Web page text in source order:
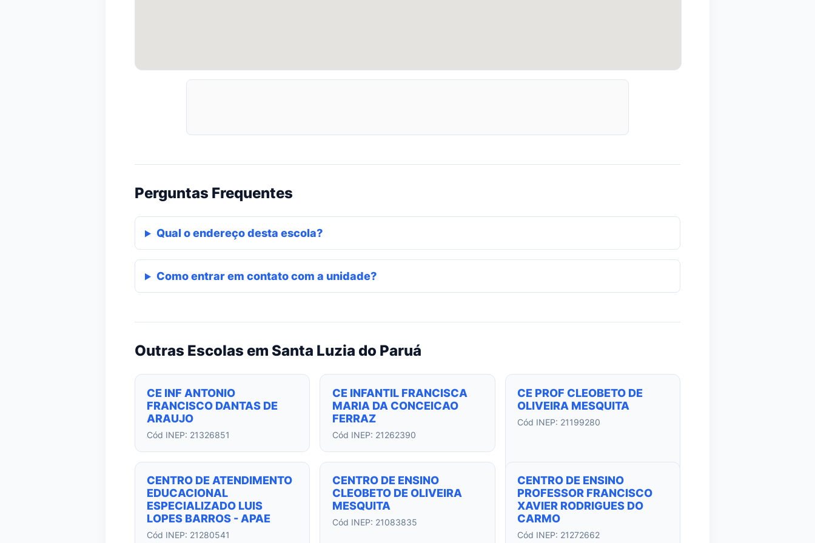
Perguntas Frequentes
Qual o endereço desta escola?
Como entrar em contato com a unidade?
Outras Escolas em Santa Luzia do Paruá
CE INF ANTONIO
FRANCISCO DANTAS DE
ARAUJO
Cód INEP: 21326851
CE INFANTIL FRANCISCA
MARIA DA CONCEICAO
FERRAZ
Cód INEP: 21262390
CE PROF CLEOBETO DE
OLIVEIRA MESQUITA
Cód INEP: 21199280
CENTRO DE ATENDIMENTO
EDUCACIONAL
ESPECIALIZADO LUIS
LOPES BARROS - APAE
Cód INEP: 21280541
CENTRO DE ENSINO
CLEOBETO DE OLIVEIRA
MESQUITA
Cód INEP: 21083835
CENTRO DE ENSINO
PROFESSOR FRANCISCO
XAVIER RODRIGUES DO
CARMO
Cód INEP: 21272662